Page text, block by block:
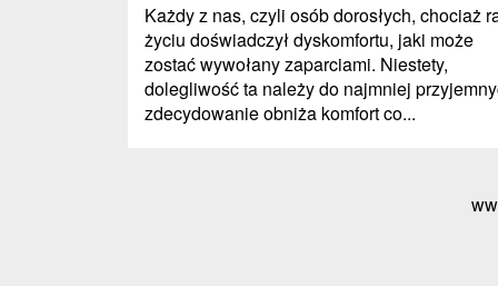
Każdy z nas, czyli osób dorosłych, chociaż
życiu doświadczył dyskomfortu, jaki może
zostać wywołany zaparciami. Niestety,
dolegliwość ta należy do najmniej
zdecydowanie obniża komfort co...